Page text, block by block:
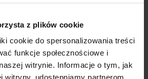
z plików cookie
cookie do spersonalizowania treści
funkcje społecznościowe i
witrynie. Informacje o tym, jak
witryny, udostępniamy partnerom
D3, naturalne żelki